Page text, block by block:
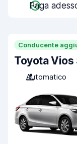
Paga
Conducente
Toyota Vios
Automatico